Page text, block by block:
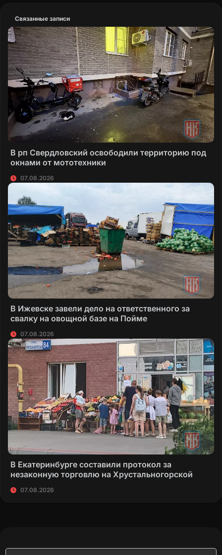
Связанные записи
В рп Свердловский освободили территорию под
окнами от мототехники
07.08.2026
В Ижевске завели дело на ответственного за
свалку на овощной базе на Пойме
07.08.2026
В Екатеринбурге составили протокол за
незаконную торговлю на Хрустальногорской
07.08.2026